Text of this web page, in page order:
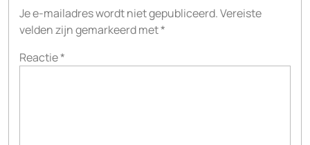
Je e-mailadres wordt niet gepubliceerd.Vereiste
velden zijn gemarkeerd met*
Reactie*